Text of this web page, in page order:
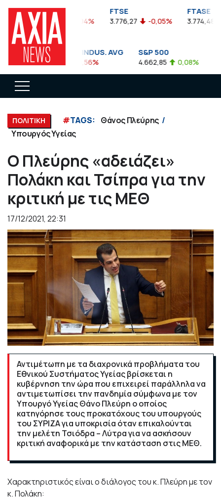
FTSEA
899,47 -0,04%
FTSE
3.776,27 -0,05%
FTASE
3.774,48
DOW JONES INDUS. AVG
35.911,81 -0,56%
S&P 500
4.662,85 0,08%
ΠΟΛΙΤΙΚΗ #TAGS:
Θάνος Πλεύρης
Υπουργός Υγείας
Ο Πλεύρης «αδειάζει»
Πολάκη και Τσίπρα για την
κριτική με τις ΜΕΘ
17/12/2021, 22:31
Αντιμέτωπη με τα διαχρονικά προβλήματα του
Εθνικού Συστήματος Υγείας βρίσκεται η
κυβέρνηση την ώρα που επιχειρεί παράλληλα να
αντιμετωπίσει την πανδημία σύμφωνα με τον
Υπουργό Υγείας Θάνο Πλεύρη ο οποίος
κατηγόρησε τους προκατόχους του υπουργούς
του ΣΥΡΙΖΑ για υποκρισία όταν επικαλούνται
την μελέτη Τσιόδρα – Λύτρα για να ασκήσουν
κριτική αναφορικά με την κατάσταση στις ΜΕΘ.
Χαρακτηριστικός είναι ο διάλογος του κ. Πλεύρη με τον
κ. Πολάκη: